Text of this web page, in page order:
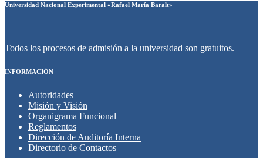
Universidad Nacional Experimental «Rafael María Baralt»
Todos los procesos de admisión a la universidad son gratuitos.
INFORMACIÓN
Autoridades
Misión y Visión
Organigrama Funcional
Reglamentos
Dirección de Auditoría Interna
Directorio de Contactos